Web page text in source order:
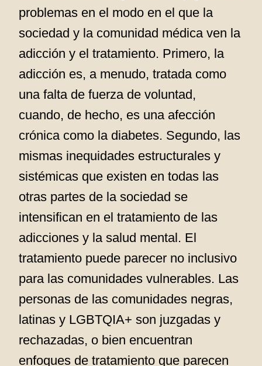
problemas en el modo en el que la
sociedad y la comunidad médica ven la
adicción y el tratamiento. Primero, la
adicción es, a menudo, tratada como
una falta de fuerza de voluntad,
cuando, de hecho, es una afección
crónica como la diabetes. Segundo, las
mismas inequidades estructurales y
sistémicas que existen en todas las
otras partes de la sociedad se
intensifican en el tratamiento de las
adicciones y la salud mental. El
tratamiento puede parecer no inclusivo
para las comunidades vulnerables. Las
personas de las comunidades negras,
latinas y LGBTQIA+ son juzgadas y
rechazadas, o bien encuentran
enfoques de tratamiento que parecen